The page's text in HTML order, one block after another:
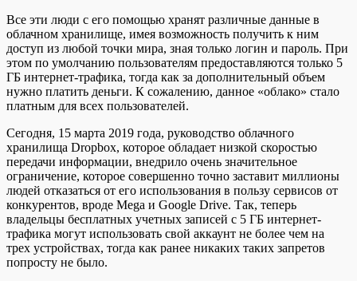
Все эти люди с его помощью хранят различные данные в
облачном хранилище, имея возможность получить к ним
доступ из любой точки мира, зная только логин и пароль. При
этом по умолчанию пользователям предоставляются только 5
ГБ интернет-трафика, тогда как за дополнительный объем
нужно платить деньги. К сожалению, данное «облако» стало
платным для всех пользователей.
Сегодня, 15 марта 2019 года, руководство облачного
хранилища Dropbox, которое обладает низкой скоростью
передачи информации, внедрило очень значительное
ограничение, которое совершенно точно заставит миллионы
людей отказаться от его использования в пользу сервисов от
конкурентов, вроде Mega и Google Drive. Так, теперь
владельцы бесплатных учетных записей с 5 ГБ интернет-
трафика могут использовать свой аккаунт не более чем на
трех устройствах, тогда как ранее никаких таких запретов
попросту не было.